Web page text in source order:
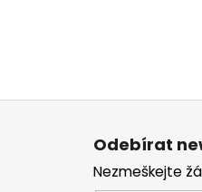
Z
Odebírat
Nezmeškejte